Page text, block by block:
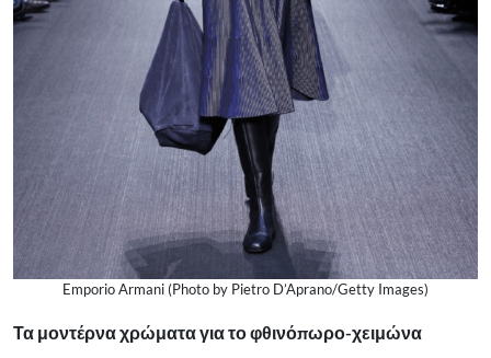
Emporio Armani (Photo by Pietro D’Aprano/Getty Images)
Τα μοντέρνα χρώματα για το φθινόπωρο-χειμώνα